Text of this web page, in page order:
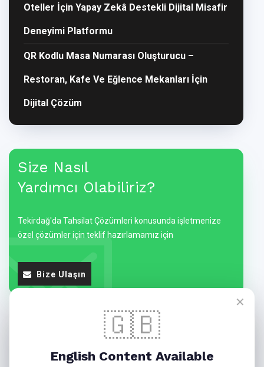
Oteller İçin Yapay Zekâ Destekli Dijital Misafir
Deneyimi Platformu
QR Kodlu Masa Numarası Oluşturucu –
Restoran, Kafe Ve Eğlence Mekanları İçin
Dijital Çözüm
Size Nasıl
Yardımcı Olabiliriz?
Tekirdağ'da Tahsilat Çözümleri konusunda işletmenize
özel çözümler için teklif hazırlamamız için
Bize Ulaşın
Tekirdağ'da
✕
🇬🇧
English Content Available